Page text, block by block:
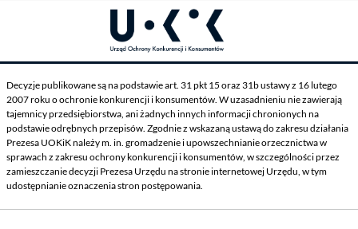
Decyzje publikowane są na podstawie art. 31 pkt 15 oraz 31b ustawy z 16 lutego
2007 roku o ochronie konkurencji i konsumentów. W uzasadnieniu nie zawierają
tajemnicy przedsiębiorstwa, ani żadnych innych informacji chronionych na
podstawie odrębnych przepisów. Zgodnie z wskazaną ustawą do zakresu działania
Prezesa UOKiK należy m. in. gromadzenie i upowszechnianie orzecznictwa w
sprawach z zakresu ochrony konkurencji i konsumentów, w szczególności przez
zamieszczanie decyzji Prezesa Urzędu na stronie internetowej Urzędu, w tym
udostępnianie oznaczenia stron postępowania.